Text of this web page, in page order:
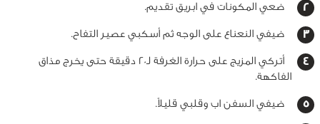
ضعي المكونات في ابريق تقديم.
ضيفي النعناع على الوجه ثم أسكبي عصير التفاح.
أتركي المزيج على حرارة الغرفة لـ20 دقيقة حتى يخرج مذاق
الفاكهة.
ضيفي السفن اب وقلبي قليلاً.